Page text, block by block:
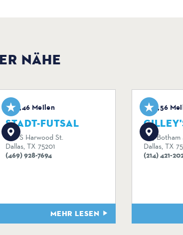
NÄHE
0,46 Meilen
STADT-FUTSAL
920 S Harwood St.
Dallas, TX 75201
(469) 928-7694
MEHR LESEN
0,56
1135
Dallas, TX
(214) 421-